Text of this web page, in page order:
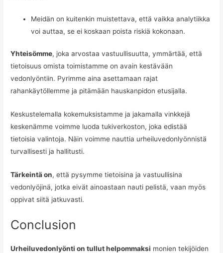
Meidän on kuitenkin muistettava, että vaikka analytiikka
voi auttaa, se ei koskaan poista riskiä kokonaan.
Yhteisömme, joka arvostaa vastuullisuutta, ymmärtää, että
tietoisuus omista toimistamme on avain kestävään
vedonlyöntiin. Pyrimme aina asettamaan rajat
rahankäytöllemme ja pitämään hauskanpidon etusijalla.
Keskustelemalla kokemuksistamme ja jakamalla vinkkejä
keskenämme voimme luoda tukiverkoston, joka edistää
tietoisia valintoja. Näin voimme nauttia urheiluvedonlyönnistä
turvallisesti ja hallitusti.
Tärkeintä on, että pysymme tietoisina ja vastuullisina
vedonlyöjinä, jotka eivät ainoastaan nauti pelistä, vaan myös
oppivat siitä jatkuvasti.
Conclusion
Urheiluvedonlyönti on tullut helpommaksi monien tekijöiden